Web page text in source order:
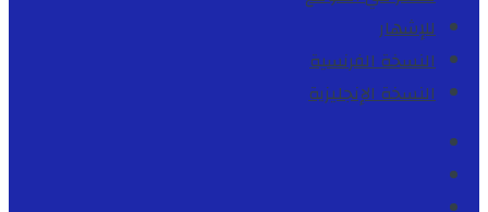
للإشهار
النسخة الفرنسية
النسخة الإنجليزية